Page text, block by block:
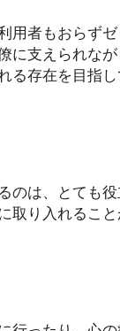
用者もおらず
に支えられな
る存在を目指し
のは、とても
取り入れること